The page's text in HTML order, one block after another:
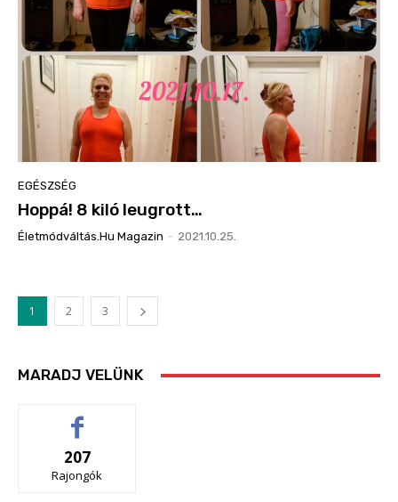
EGÉSZSÉG
Hoppá! 8 kiló leugrott…
Életmódváltás.hu Magazin - 2021.10.25.
1 2 3
MARADJ VELÜNK
207
Rajongók